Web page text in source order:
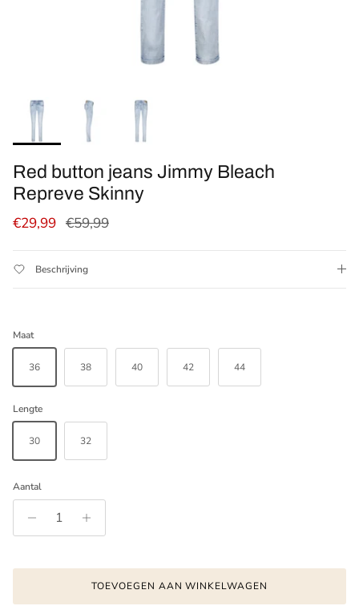
Red button jeans Jimmy Bleach
Repreve Skinny
Verkoopprijs
€29,99 Reguliere prijs
€59,99
Beschrijving
Maat
36 38 40 42 44
Lengte
30 32
Aantal
TOEVOEGEN AAN WINKELWAGEN